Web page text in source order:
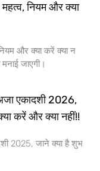
नियम और क्या
और क्या करें क्या न
जाएगी।
एकादशी 2026,
करें और क्या नहीं!!
2025, जाने क्या है शुभ